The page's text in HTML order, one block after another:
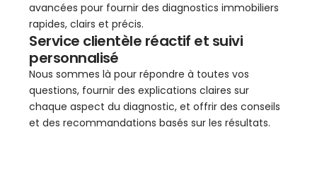
avancées pour fournir des diagnostics immobiliers
rapides, clairs et précis.
Service clientèle réactif et suivi
personnalisé
Nous sommes là pour répondre à toutes vos
questions, fournir des explications claires sur
chaque aspect du diagnostic, et offrir des conseils
et des recommandations basés sur les résultats.